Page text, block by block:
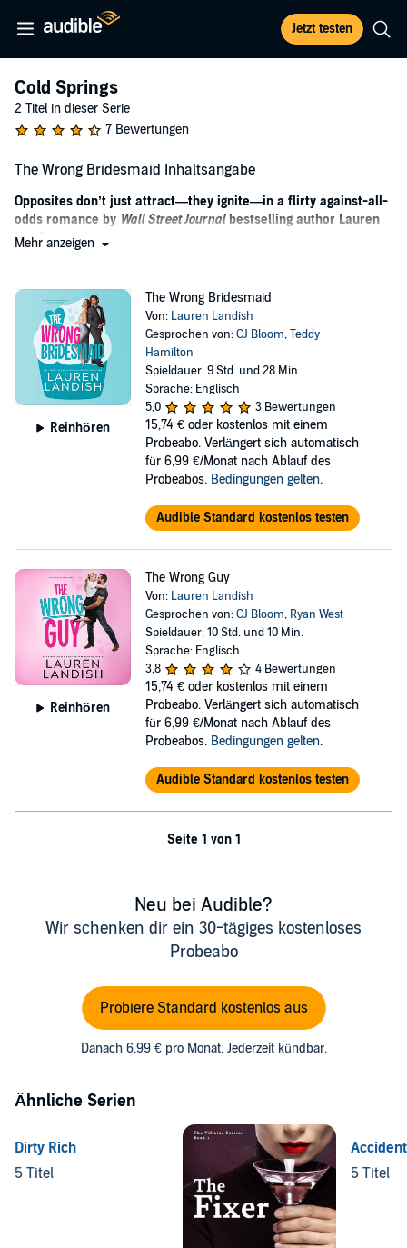
Jetzt testen
Cold Springs
2 Titel in dieser Serie
7 Bewertungen
The Wrong Bridesmaid Inhaltsangabe
Opposites don’t just attract—they ignite—in a flirty against-all-
odds romance by Wall Street Journalbestselling author Lauren
Landish.
influential family and the unwanted privilege that came with it.
Returning for his brother’s wedding dredges up every reason he left.
One unexpected bright spot: a curvy knockout who slings burgers,
hustles pool…and hates the last name Ford.
Hazel Sullivan is fiercely independent and happy to be maid of
honor for her best friend’s wedding, but she isn’t looking for
romance. Especially not with a man whose family is dividing her
town into a battleground with their development plans. Fighting the
family is easy. Fighting Wyatt? Not so much. Why does the enemy
have to be so drop-dead gorgeous?
combat, but one kiss and it’s total surrender. How is a happy ever
after even possible for two people with so little in common? Except,
of course, for an overwhelming attraction and that growing
temptation to say “I do” themselves.
©2022 Lauren Landish (P)2022 Brilliance Publishing, Inc., all rights
reserved.
Mehr anzeigen
Reinhören
The Wrong Bridesmaid
Von: Lauren Landish
Gesprochen von:CJ Bloom,Teddy
Hamilton
Spieldauer: 9 Std. und 28 Min.
Sprache: Englisch
5,0
3 Bewertungen
15,74 € oder kostenlos mit einem
Probeabo. Verlängert sich automatisch
für 6,99 €/Monat nach Ablauf des
Probeabos. Bedingungen gelten.
Audible Standard kostenlos testen
Reinhören
The Wrong Guy
Von: Lauren Landish
Gesprochen von:CJ Bloom, Ryan West
Spieldauer: 10 Std. und 10 Min.
Sprache: Englisch
3,8
4 Bewertungen
15,74 € oder kostenlos mit einem
Probeabo. Verlängert sich automatisch
für 6,99 €/Monat nach Ablauf des
Probeabos. Bedingungen gelten.
Audible Standard kostenlos testen
Seite 1 von 1
Neu bei Audible?
Wir schenken dir ein 30-tägiges kostenloses
Probeabo
Probiere Standard kostenlos aus
Danach 6,99 € pro Monat. Jederzeit kündbar.
Ähnliche Serien
Dirty Rich
5 Titel
5 Titel